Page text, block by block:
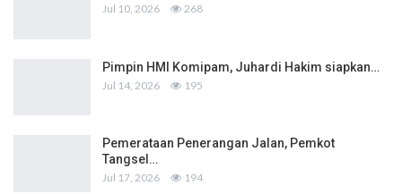
Jul 10, 2026 268
Pimpin HMI Komipam, Juhardi Hakim siapkan…
Jul 14, 2026 195
Pemerataan Penerangan Jalan, Pemkot
Tangsel…
Jul 17, 2026 194